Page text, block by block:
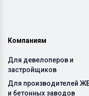
Компаниям
Для девелоперов и
застройщиков
Для производителей
и бетонных заводов